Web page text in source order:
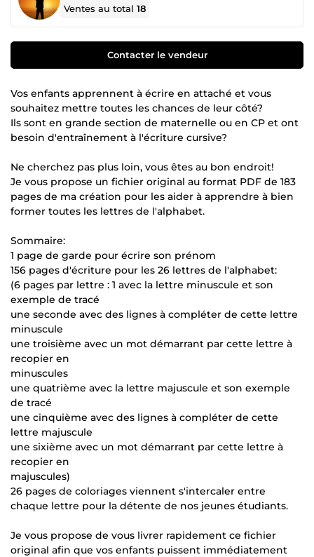
Ventes au total18
Contacter le vendeur
Vos enfants apprennent à écrire en attaché et vous
souhaitez mettre toutes les chances de leur côté?
Ils sont en grande section de maternelle ou en CP et ont
besoin d'entraînement à l'écriture cursive?
Ne cherchez pas plus loin, vous êtes au bon endroit!
Je vous propose un fichier original au format PDF de 183
pages de ma création pour les aider à apprendre à bien
former toutes les lettres de l'alphabet.
Sommaire:
1 page de garde pour écrire son prénom
156 pages d'écriture pour les 26 lettres de l'alphabet:
(6 pages par lettre : 1 avec la lettre minuscule et son
exemple de tracé
une seconde avec des lignes à compléter de cette lettre
minuscule
une troisième avec un mot démarrant par cette lettre à
recopier en
minuscules
une quatrième avec la lettre majuscule et son exemple
de tracé
une cinquième avec des lignes à compléter de cette
lettre majuscule
une sixième avec un mot démarrant par cette lettre à
recopier en
majuscules)
26 pages de coloriages viennent s'intercaler entre
chaque lettre pour la détente de nos jeunes étudiants.
Je vous propose de vous livrer rapidement ce fichier
original afin que vos enfants puissent immédiatement